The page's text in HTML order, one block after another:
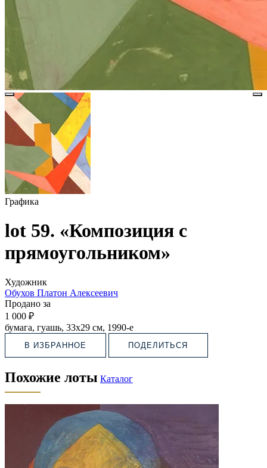
Графика
lot 59. «Композиция с
прямоугольником»
Художник
Обухов Платон Алексеевич
Продано за
1 000 ₽
бумага, гуашь, 33х29 см, 1990-е
В ИЗБРАННОЕ ПОДЕЛИТЬСЯ
Похожие лоты Каталог